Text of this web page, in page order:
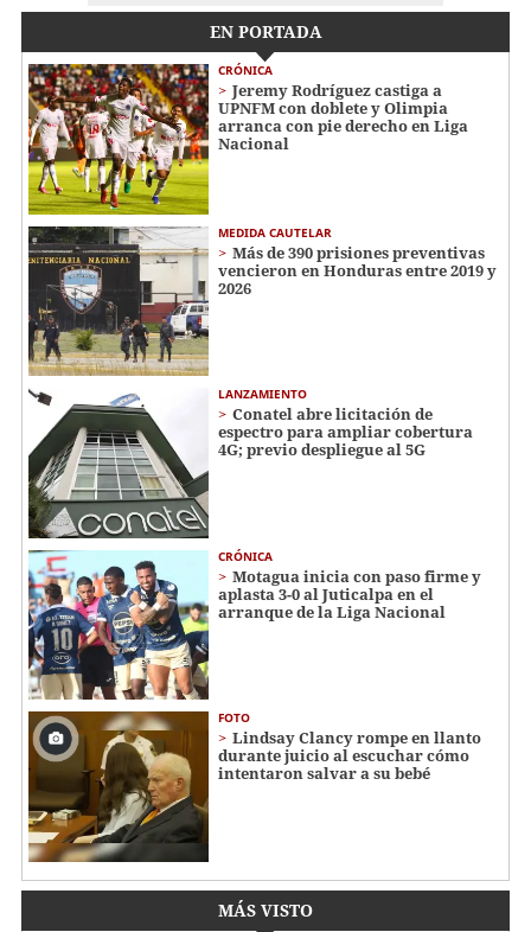
EN PORTADA
CRÓNICA
Jeremy Rodríguez castiga a
UPNFM con doblete y Olimpia
arranca con pie derecho en Liga
Nacional
MEDIDA CAUTELAR
Más de 390 prisiones preventivas
vencieron en Honduras entre 2019 y
2026
LANZAMIENTO
Conatel abre licitación de
espectro para ampliar cobertura
4G; previo despliegue al 5G
CRÓNICA
Motagua inicia con paso firme y
aplasta 3-0 al Juticalpa en el
arranque de la Liga Nacional
FOTO
Lindsay Clancy rompe en llanto
durante juicio al escuchar cómo
intentaron salvar a su bebé
MÁS VISTO